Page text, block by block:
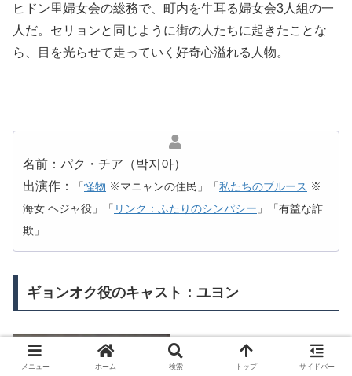
ヒドン里婦女会の総務で、町内を牛耳る婦女会3人組の一
人だ。セリョンと同じように街の人たちに起きたことな
ら、目を光らせて走っていく好奇心溢れる人物。
名前：パク・チア（박지아）
出演作：
「怪物 ※マニャンの住民」「私たちのブルース ※
海女 ヘジャ役」「 リンク：ふたりのシンパシー 」「有益な詐
欺」
ギョンオク役のキャスト：ユヨン
メニュー ホーム 検索 トップ サイドバー